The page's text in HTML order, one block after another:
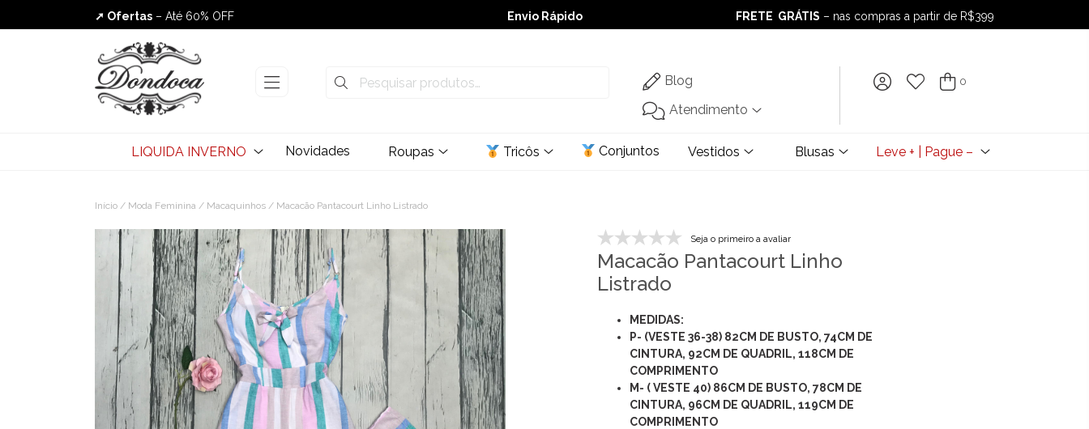
➚ Ofertas – Até 60% OFF
Envio Rápido
Envio Rápido
➚ Ofertas– Até 60% OFF
FRETE GRÁTIS – nas compras a partir de R$399
FRETE GRÁTIS– nas compras a partir de R$399
Blog
Atendimento
0
LIQUIDA INVERNO Novidades Roupas Tricôs Conjuntos Vestidos Blusas Leve + | Pague –
Início / Moda Feminina / Macaquinhos / Macacão Pantacourt Linho Listrado
Seja o primeiro a avaliar
Macacão Pantacourt Linho
Listrado
MEDIDAS:
P- (VESTE 36-38) 82CM DE BUSTO, 74CM DE
CINTURA, 92CM DE QUADRIL, 118CM DE
COMPRIMENTO
M- ( VESTE 40) 86CM DE BUSTO, 78CM DE
CINTURA, 96CM DE QUADRIL, 119CM DE
COMPRIMENTO